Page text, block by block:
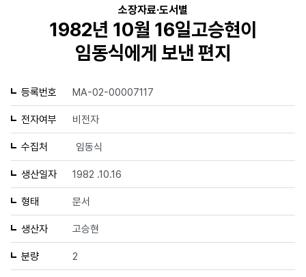
소장자료·도서별
1982년 10월 16일고승현이
임동식에게 보낸 편지
등록번호 MA-02-00007117
전자여부 비전자
수집처 임동식
생산일자 1982 .10.16
형태 문서
생산자 고승현
분량 2